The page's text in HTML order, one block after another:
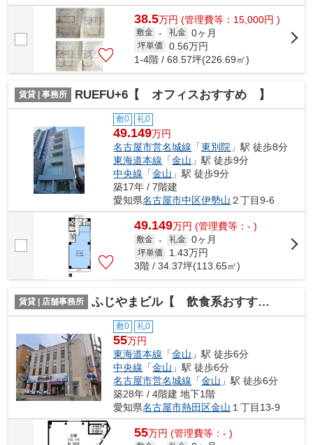
38.5万円 (管理費等：15,000円 )
敷金 - 礼金 0ヶ月
坪単価 0.56万円
1-4階 / 68.57坪(226.69㎡)
賃貸 | 事務所 RUEFU+6【 オフィスおすすめ 】
敷0 礼0
49.149万円
名古屋市営名城線 「東別院 」駅 徒歩8分
東海道本線 「金山 」駅 徒歩9分
中央線 「金山 」駅 徒歩9分
築17年 / 7階建
愛知県名古屋市中区伊勢山 ２丁目9-6
49.149万円 (管理費等：- )
敷金 - 礼金 0ヶ月
坪単価 1.43万円
3階 / 34.37坪(113.65㎡)
賃貸 | 店舗事務所 ふじやまビル【 飲食系おすすめ 】
敷0 礼0
55万円
東海道本線 「金山 」駅 徒歩6分
中央線 「金山 」駅 徒歩6分
名古屋市営名城線 「金山 」駅 徒歩6分
築28年 / 4階建 地下1階
愛知県名古屋市熱田区金山 １丁目13-9
55万円 (管理費等：- )